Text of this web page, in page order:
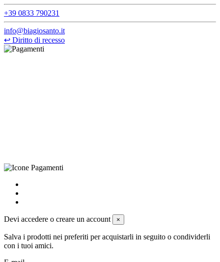
+39 0833 790231
info@biagiosanto.it
↩ Diritto di recesso
Devi accedere o creare un account ×
Salva i prodotti nei preferiti per acquistarli in seguito o condividerli
con i tuoi amici.